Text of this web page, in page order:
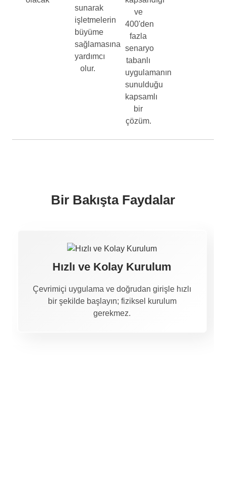
sunarak
işletmelerin
büyüme
sağlamasına
yardımcı
olur.
ve
400'den
fazla
senaryo
tabanlı
uygulamanın
sunulduğu
kapsamlı
bir
çözüm.
Bir Bakışta Faydalar
Çevrimiçi uygulama ve doğrudan girişle hızlı
bir şekilde başlayın; fiziksel kurulum
gerekmez.
Hızlı ve Kolay Kurulum